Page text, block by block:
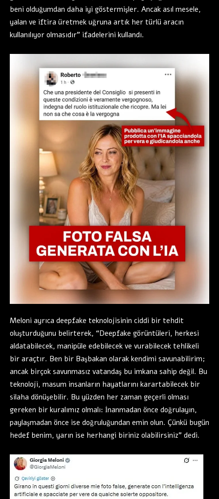
beni olduğumdan daha iyi göstermişler. Ancak asıl mesele,
yalan ve iftira üretmek uğruna artık her türlü aracın
kullanılıyor olmasıdır” ifadelerini kullandı.
Meloni ayrıca deepfake teknolojisinin ciddi bir tehdit
oluşturduğunu belirterek, “Deepfake görüntüleri, herkesi
aldatabilecek, manipüle edebilecek ve vurabilecek tehlikeli
bir araçtır. Ben bir Başbakan olarak kendimi savunabilirim;
ancak birçok savunmasız vatandaş bu imkana sahip değil. Bu
teknoloji, masum insanların hayatlarını karartabilecek bir
silaha dönüşebilir. Bu yüzden her zaman geçerli olması
gereken bir kuralımız olmalı: İnanmadan önce doğrulayın,
paylaşmadan önce ise doğruluğundan emin olun. Çünkü bugün
hedef benim, yarın ise herhangi biriniz olabilirsiniz” dedi.